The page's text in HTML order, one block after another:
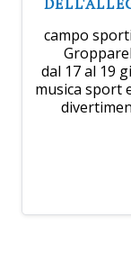
campo
dal 17 al 19
musica sport